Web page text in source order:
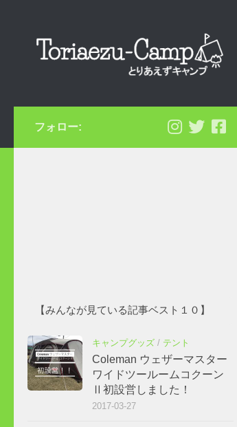
フォロー:
【みんなが見ている記事ベスト１０】
キャンプグッズ / テント
Coleman ウェザーマスター
ワイドツールームコクーン
Ⅱ初設営しました！
2017-03-27